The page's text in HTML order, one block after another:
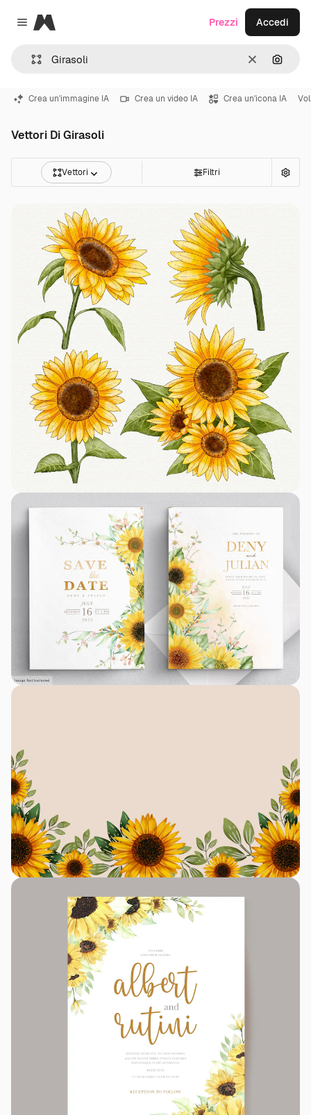
Close menu
Magnific
CancellaCerca
Prezzi Accedi
Crea un'immagine IA Crea un video IA Crea un'icona IA
Vettori Di Girasoli
Vettori Filtri